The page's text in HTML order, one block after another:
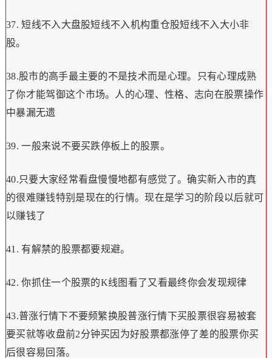
37. 短线不入大盘股短线不入机构重仓股短线不入大小非
股。
38.股市的高手最主要的不是技术而是心理。只有心理成熟
了你才能驾御这个市场。人的心理、性格、志向在股票操作
中暴漏无遗
39. 一般来说不要买跌停板上的股票。
40.只要大家经常看盘慢慢地都有感觉了。确实新入市的真
的很难赚钱特别是现在的行情。现在是学习的阶段以后就可
以赚钱了
41. 有解禁的股票都要规避。
42. 你抓住一个股票的K线图看了又看最终你会发现规律
43.普涨行情下不要频繁换股普涨行情下买股票很容易被套
要买就等收盘前2分钟买因为好股票都涨停了差的股票你买
后很容易回落。